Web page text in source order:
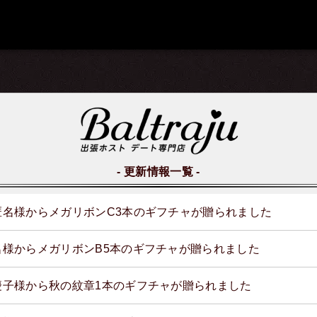
更新情報一覧
様からメガリボンC3本のギフチャが贈られました
からメガリボンB5本のギフチャが贈られました
様から秋の紋章1本のギフチャが贈られました